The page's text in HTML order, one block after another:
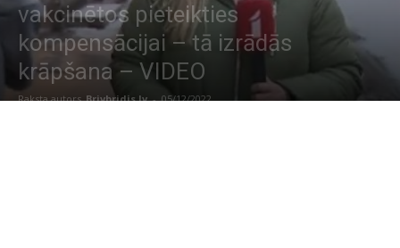
vakcinētos pieteikties
kompensācijai – tā izrādās
krāpšana – VIDEO
Raksta autors Brivbridis.lv - 05/12/2022